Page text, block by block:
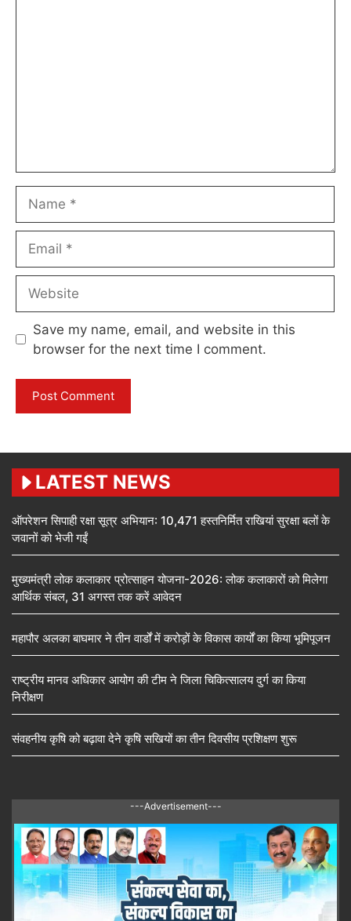
Save my name, email, and website in this
browser for the next time I comment.
LATEST NEWS
ऑपरेशन सिपाही रक्षा सूत्र अभियान: 10,471 हस्तनिर्मित राखियां सुरक्षा बलों के
जवानों को भेजी गईं
मुख्यमंत्री लोक कलाकार प्रोत्साहन योजना-2026: लोक कलाकारों को मिलेगा
आर्थिक संबल, 31 अगस्त तक करें आवेदन
महापौर अलका बाघमार ने तीन वार्डों में करोड़ों के विकास कार्यों का किया भूमिपूजन
राष्ट्रीय मानव अधिकार आयोग की टीम ने जिला चिकित्सालय दुर्ग का किया
निरीक्षण
संवहनीय कृषि को बढ़ावा देने कृषि सखियों का तीन दिवसीय प्रशिक्षण शुरू
---Advertisement---